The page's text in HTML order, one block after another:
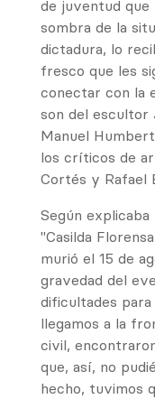
de juventud que
sombra de la
dictadura, lo
fresco que les
conectar con la
son del escultor
Manuel
los críticos de
Cortés y Rafael
Según explicaba
"Casilda
murió el 15 de
gravedad del
dificultades para
llegamos a la
civil,
que, así, no
hecho, tuvimos